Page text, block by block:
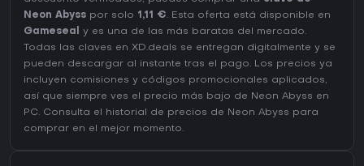
Neon Abyss por solo 1,11 €. Esta oferta está disponible en
Gameseal
y es una de las más baratas del mercado.
Todas las claves en XD.deals se entregan digitalmente y se
pueden descargar al instante tras el pago. Los precios ya
incluyen comisiones y códigos promocionales aplicados,
así que siempre ves el precio más bajo de Neon Abyss en
PC. Consulta el historial de precios de Neon Abyss para
comprar en el mejor momento.